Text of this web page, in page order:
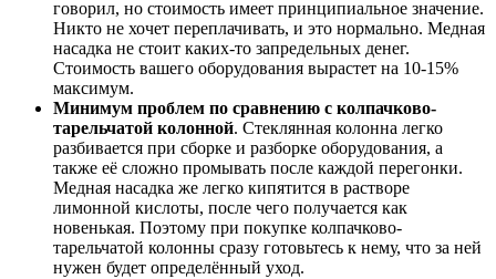
говорил, но стоимость имеет принципиальное значение.
Никто не хочет переплачивать, и это нормально. Медная
насадка не стоит каких-то запредельных денег.
Стоимость вашего оборудования вырастет на 10-15%
максимум.
Минимум проблем по сравнению с колпачково-
тарельчатой колонной. Стеклянная колонна легко
разбивается при сборке и разборке оборудования, а
также её сложно промывать после каждой перегонки.
Медная насадка же легко кипятится в растворе
лимонной кислоты, после чего получается как
новенькая. Поэтому при покупке колпачково-
тарельчатой колонны сразу готовьтесь к нему, что за ней
нужен будет определённый уход.